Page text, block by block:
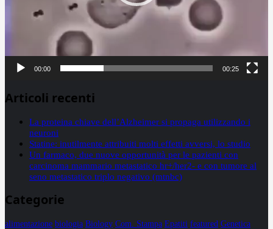
00:00 00:25
Articoli recenti
La proteina chiave dell’Alzheimer si propaga utilizzando i
neuroni
Statine: inutilmente attribuiti molti effetti avversi, lo studio
Un farmaco, due nuove opportunità per le pazienti con
carcinoma mammario metastatico hr+/her2- e con tumore al
seno metastatico triplo negativo (mtnbc)
Categorie
alimentazione biologia Biology Com. Stampa Epatiti featured Genetica